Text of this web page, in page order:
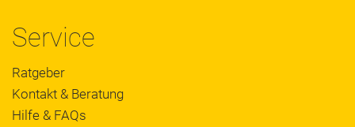
Service
Ratgeber
Kontakt & Beratung
Hilfe & FAQs